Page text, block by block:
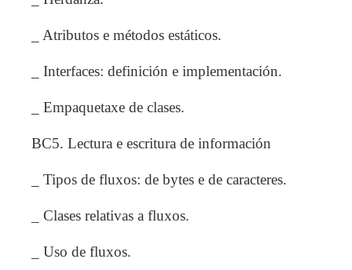
_ Atributos e métodos estáticos.
_ Interfaces: definición e implementación.
_ Empaquetaxe de clases.
BC5. Lectura e escritura de información
_ Tipos de fluxos: de bytes e de caracteres.
_ Clases relativas a fluxos.
_ Uso de fluxos.